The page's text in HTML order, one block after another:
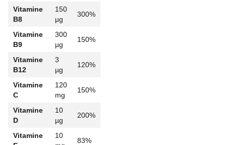
Vitamine
B8
150
µg
300%
Vitamine
B9
300
µg
150%
Vitamine
B12
3
µg
120%
Vitamine
C
120
mg
150%
Vitamine
D
10
µg
200%
Vitamine
10
83%